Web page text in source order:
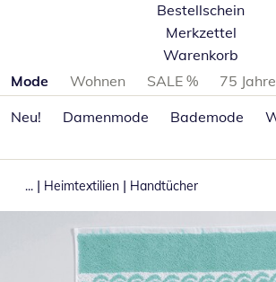
Bestellschein
Merkzettel
Warenkorb
Produktkategorien überspringen
Mode Wohnen SALE %
75
Neu!
Damenmode Bademode
... | Heimtextilien | Handtücher